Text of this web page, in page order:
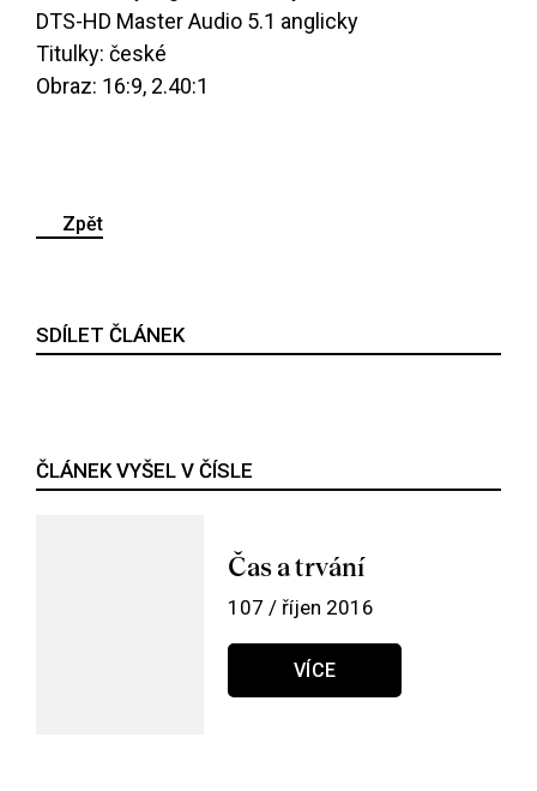
DTS-HD Master Audio 5.1 anglicky
Titulky: české
Obraz: 16:9, 2.40:1
Zpět
SDÍLET ČLÁNEK
ČLÁNEK VYŠEL V ČÍSLE
Čas a trvání
107 / říjen 2016
VÍCE